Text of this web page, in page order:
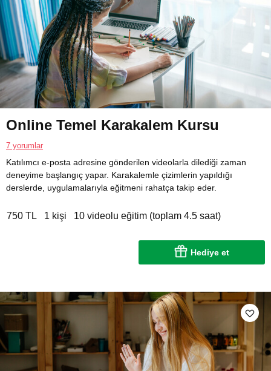
Online Temel Karakalem Kursu
7 yorumlar
Katılımcı e-posta adresine gönderilen videolarla dilediği zaman
deneyime başlangıç yapar. Karakalemle çizimlerin yapıldığı
derslerde, uygulamalarıyla eğitmeni rahatça takip eder.
750 TL 1 kişi 10 videolu eğitim (toplam 4.5 saat)
Hediye et